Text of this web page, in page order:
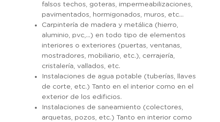
falsos techos, goteras, impermeabilizaciones,
pavimentados, hormigonados, muros, etc…
Carpintería de madera y metálica (hierro,
aluminio, pvc,…) en todo tipo de elementos
interiores o exteriores (puertas, ventanas,
mostradores, mobiliario, etc.), cerrajería,
cristalería, vallados, etc.
Instalaciones de agua potable (tuberías, llaves
de corte, etc.) Tanto en el interior como en el
exterior de los edificios.
Instalaciones de saneamiento (colectores,
arquetas, pozos, etc.) Tanto en interior como